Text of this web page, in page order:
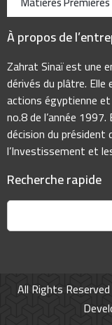
À propos de
Zahrat Sinaï est une
dérivés du plâtre.
actions égyptienne
no.8 de l’année
décision du président
l’Investissement et
Recherche rapide
All Rights